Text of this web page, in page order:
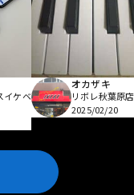
イケベ
オカザキ
リボレ秋葉原店
2025/02/20